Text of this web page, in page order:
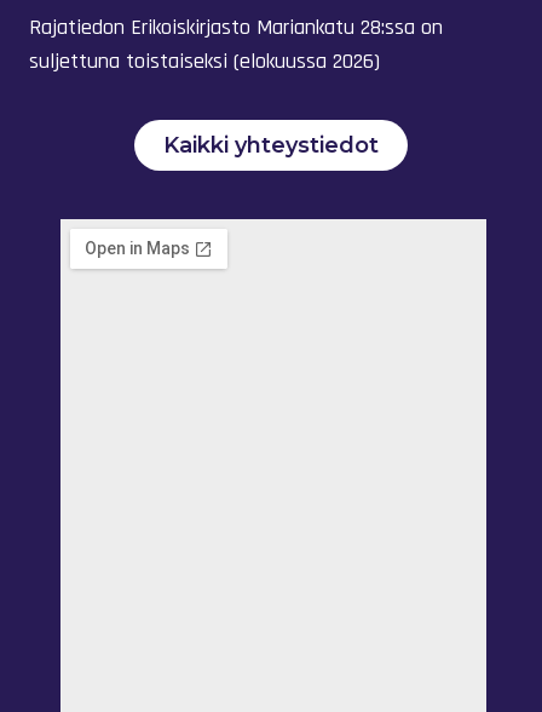
Rajatiedon Erikoiskirjasto Mariankatu 28:ssa on
suljettuna toistaiseksi (elokuussa 2026)
Kaikki yhteystiedot